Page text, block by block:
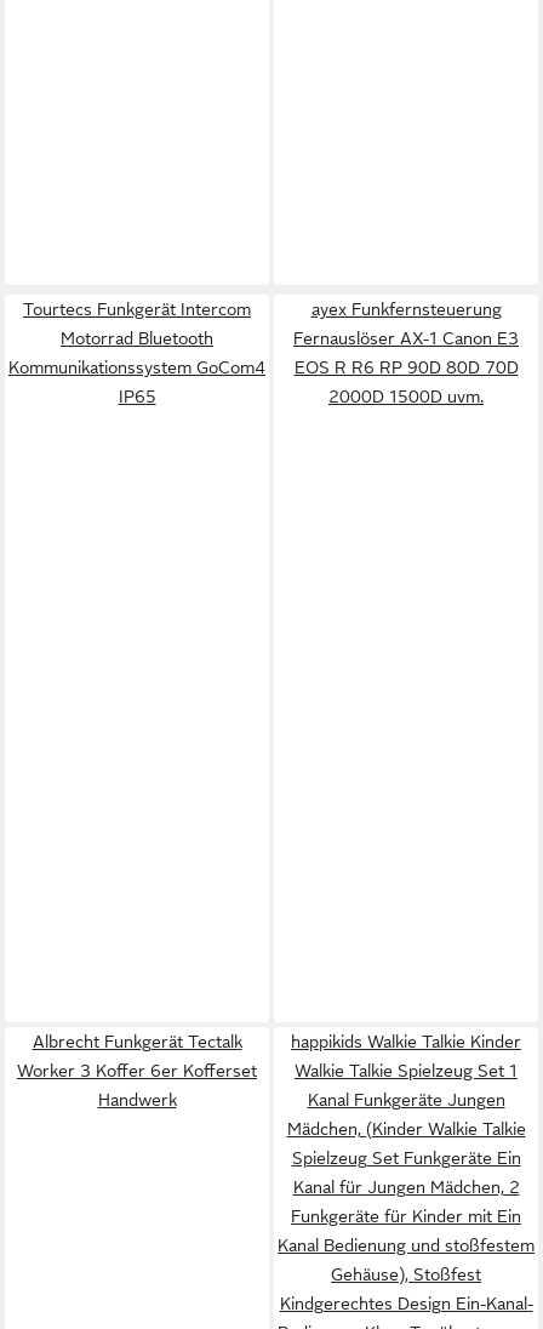
Tourtecs Funkgerät Intercom
Motorrad Bluetooth
Kommunikationssystem GoCom4
IP65
ayex Funkfernsteuerung
Fernauslöser AX-1 Canon E3
EOS R R6 RP 90D 80D 70D
2000D 1500D uvm.
Albrecht Funkgerät Tectalk
Worker 3 Koffer 6er Kofferset
Handwerk
happikids Walkie Talkie Kinder
Walkie Talkie Spielzeug Set 1
Kanal Funkgeräte Jungen
Mädchen, (Kinder Walkie Talkie
Spielzeug Set Funkgeräte Ein
Kanal für Jungen Mädchen, 2
Funkgeräte für Kinder mit Ein
Kanal Bedienung und stoßfestem
Gehäuse), Stoßfest
Kindgerechtes Design Ein-Kanal-